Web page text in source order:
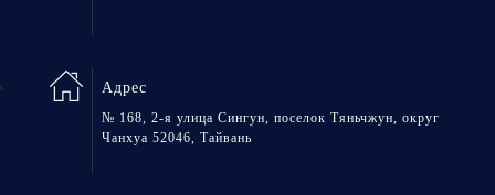
Адрес
№ 168, 2-я улица Сингун, поселок Тяньчжун, округ
Чанхуа 52046, Тайвань